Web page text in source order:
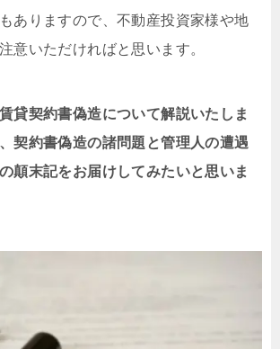
ありますので、不動産投資家様や地
意いただければと思います。
賃貸契約書偽造について解説いたしま
契約書偽造の諸問題と管理人の遭遇
顛末記をお届けしてみたいと思いま